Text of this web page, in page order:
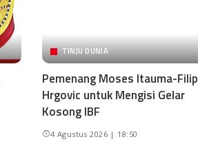
TINJU DUNIA
Pemenang Moses Itauma-Filip
Hrgovic untuk Mengisi Gelar
Kosong IBF
4 Agustus 2026 | 18:50